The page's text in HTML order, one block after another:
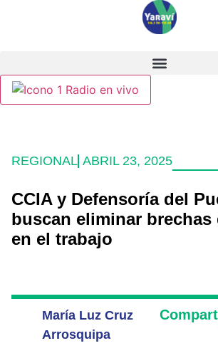
Radio en vivo
REGIONAL ABRIL 23, 2025
CCIA y Defensoría del
buscan eliminar brechas
en el trabajo
María Luz Cruz
Arrosquipa